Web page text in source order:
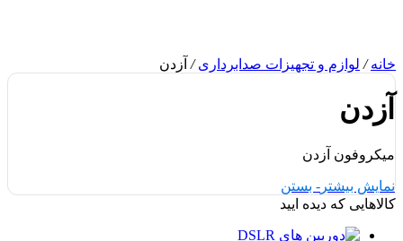
خانه/ لوازم و تجهیزات صدابرداری/ آزدن
آزدن
میکروفون آزدن
نمایش بیشتر - بستن
کالاهایی که دیده ایید